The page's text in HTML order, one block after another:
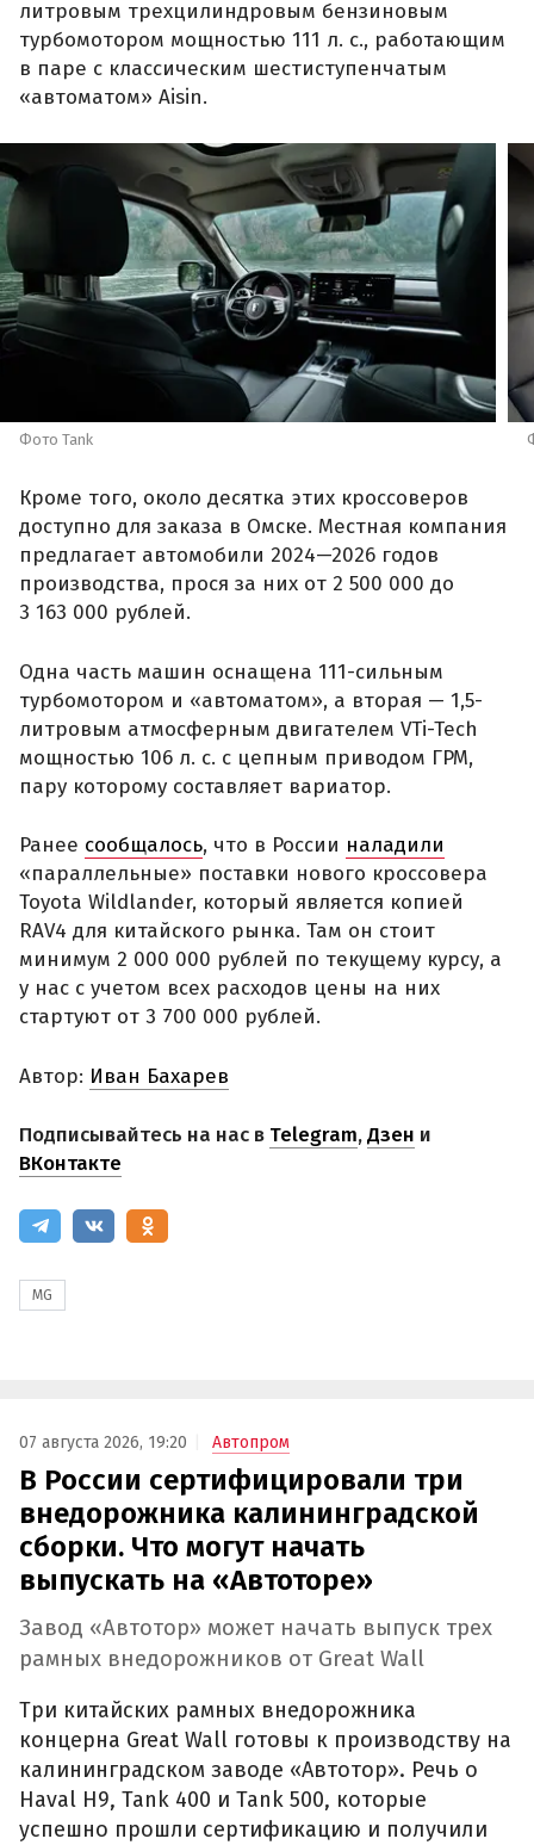
литровым трехцилиндровым бензиновым
турбомотором мощностью 111 л. с., работающим
в паре с классическим шестиступенчатым
«автоматом» Aisin.
Фото Tank
Кроме того, около десятка этих кроссоверов
доступно для заказа в Омске. Местная компания
предлагает автомобили 2024—2026 годов
производства, прося за них от 2 500 000 до
3 163 000 рублей.
Одна часть машин оснащена 111-сильным
турбомотором и «автоматом», а вторая — 1,5-
литровым атмосферным двигателем VTi-Tech
мощностью 106 л. с. с цепным приводом ГРМ,
пару которому составляет вариатор.
Ранее сообщалось, что в России наладили
«параллельные» поставки нового кроссовера
Toyota Wildlander, который является копией
RAV4 для китайского рынка. Там он стоит
минимум 2 000 000 рублей по текущему курсу, а
у нас с учетом всех расходов цены на них
стартуют от 3 700 000 рублей.
Автор: Иван Бахарев
Подписывайтесь на нас в Telegram,Дзен и
ВКонтакте
MG
07 августа 2026, 19:20 Автопром
В России сертифицировали три
внедорожника калининградской
сборки. Что могут начать
выпускать на «Автоторе»
Завод «Автотор» может начать выпуск трех
рамных внедорожников от Great Wall
Три китайских рамных внедорожника
концерна Great Wall готовы к производству на
калининградском заводе «Автотор». Речь о
Haval H9, Tank 400 и Tank 500, которые
успешно прошли сертификацию и получили